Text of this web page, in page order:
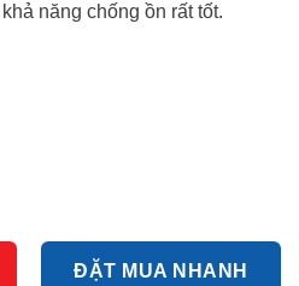
năng chống ồn rất tốt.
ĐẶT MUA NHANH